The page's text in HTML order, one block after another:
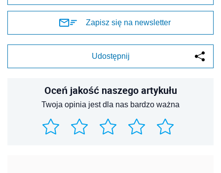
Zapisz się na newsletter
Udostępnij
Oceń jakość naszego artykułu
Twoja opinia jest dla nas bardzo ważna